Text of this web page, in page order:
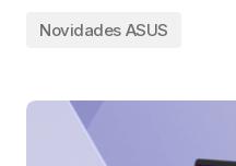
Novidades ASUS